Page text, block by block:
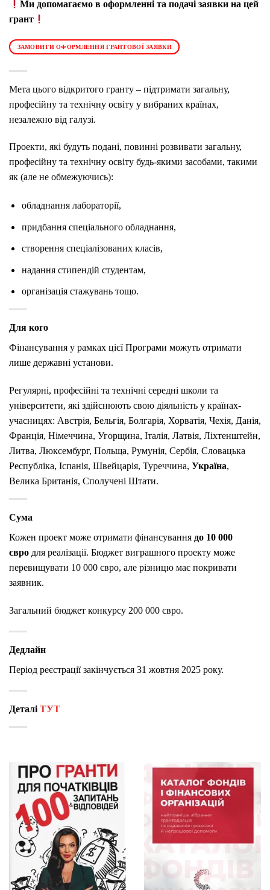
Ми допомагаємо в оформленні та подачі заявки на цей
грант
ЗАМОВИТИ ОФОРМЛЕННЯ ГРАНТОВОЇ ЗАЯВКИ
Мета цього відкритого гранту – підтримати загальну,
професійну та технічну освіту у вибраних країнах,
незалежно від галузі.
Проекти, які будуть подані, повинні розвивати загальну,
професійну та технічну освіту будь-якими засобами, такими
як (але не обмежуючись):
обладнання лабораторії,
придбання спеціального обладнання,
створення спеціалізованих класів,
надання стипендій студентам,
організація стажувань тощо.
Для кого
Фінансування у рамках цієї Програми можуть отримати
лише державні установи.
Регулярні, професійні та технічні середні школи та
університети, які здійснюють свою діяльність у країнах-
учасницях: Австрія, Бельгія, Болгарія, Хорватія, Чехія, Данія,
Франція, Німеччина, Угорщина, Італія, Латвія, Ліхтенштейн,
Литва, Люксембург, Польща, Румунія, Сербія, Словацька
Республіка, Іспанія, Швейцарія, Туреччина, Україна,
Велика Британія, Сполучені Штати.
Сума
Кожен проект може отримати фінансування до 10 000
євро для реалізації. Бюджет виграшного проекту може
перевищувати 10 000 євро, але різницю має покривати
заявник.
Загальний бюджет конкурсу 200 000 євро.
Дедлайн
Період реєстрації закінчується 31 жовтня 2025 року.
Деталі ТУТ